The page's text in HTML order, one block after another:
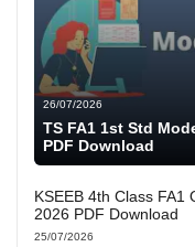
26/07/2026
TS FA1 1st Std
PDF Download
KSEEB 4th Class FA1
2026 PDF Download
25/07/2026